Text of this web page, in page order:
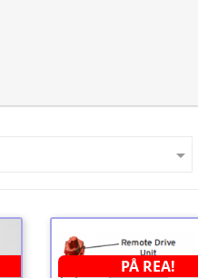

PÅ REA!